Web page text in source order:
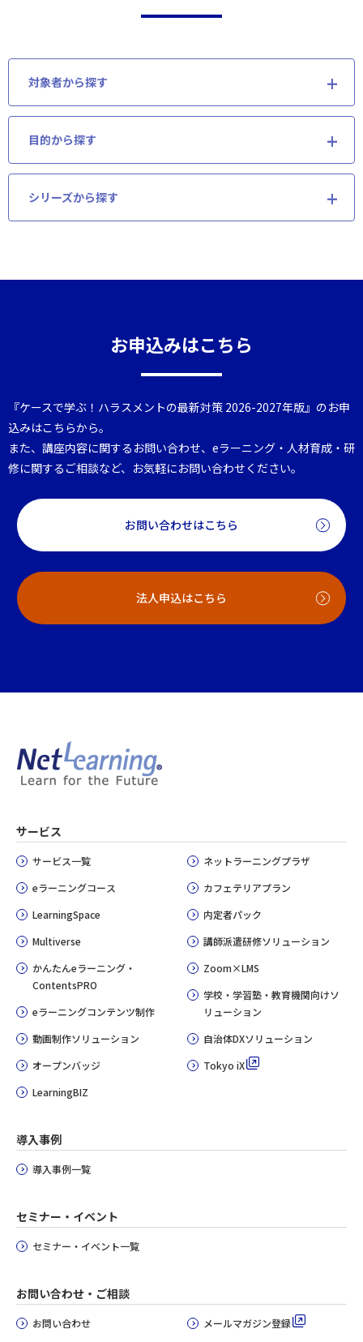
対象者から探す
目的から探す
シリーズから探す
お申込みはこちら
『ケースで学ぶ！ハラスメントの最新対策 2026-2027年版』のお申
込みはこちらから。
また、講座内容に関するお問い合わせ、eラーニング・人材育成・研
修に関するご相談など、お気軽にお問い合わせください。
お問い合わせはこちら
法人申込はこちら
サービス
サービス一覧
eラーニングコース
LearningSpace
Multiverse
かんたんeラーニング・
ContentsPRO
eラーニングコンテンツ制作
動画制作ソリューション
オープンバッジ
LearningBIZ
ネットラーニングプラザ
カフェテリアプラン
内定者パック
講師派遣研修ソリューション
Zoom×LMS
学校・学習塾・教育機関向けソ
リューション
自治体DXソリューション
Tokyo iX
導入事例
導入事例一覧
セミナー・イベント
セミナー・イベント一覧
お問い合わせ・ご相談
お問い合わせ
メールマガジン登録